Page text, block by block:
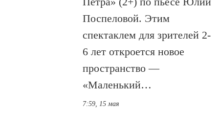
Поспеловой. Этим
спектаклем для зрителей 2-
6 лет откроется новое
пространство —
«Маленький…
7:59, 15 мая